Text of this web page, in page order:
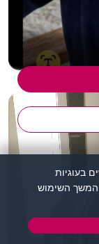
בעוגיות
. המשך השימוש